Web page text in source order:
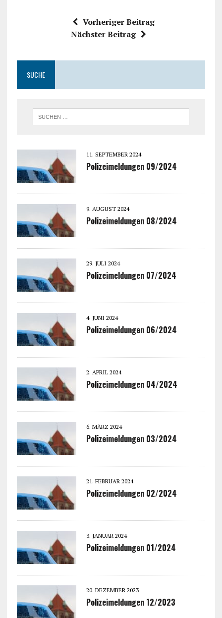
Vorheriger Beitrag
Nächster Beitrag
SUCHE
11. SEPTEMBER 2024
Polizeimeldungen 09/2024
9. AUGUST 2024
Polizeimeldungen 08/2024
29. JULI 2024
Polizeimeldungen 07/2024
4. JUNI 2024
Polizeimeldungen 06/2024
2. APRIL 2024
Polizeimeldungen 04/2024
6. MÄRZ 2024
Polizeimeldungen 03/2024
21. FEBRUAR 2024
Polizeimeldungen 02/2024
3. JANUAR 2024
Polizeimeldungen 01/2024
20. DEZEMBER 2023
Polizeimeldungen 12/2023